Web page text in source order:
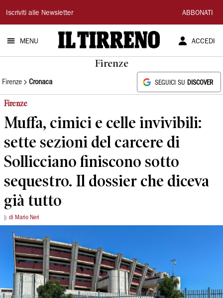
Il
Tirreno
Iscriviti alle Newsletter ABBONATI
MENU ACCEDI
Firenze
Firenze Cronaca SEGUICI SU DISCOVER
Firenze
Muffa, cimici e celle invivibili:
sette sezioni del carcere di
Sollicciano finiscono sotto
sequestro. Il dossier che diceva
già tutto
di Mario Neri